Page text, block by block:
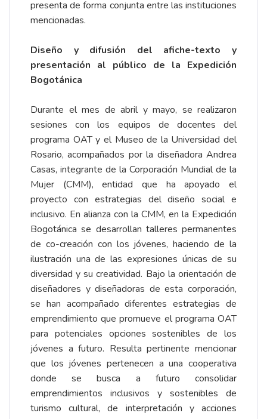
presenta de forma conjunta entre las instituciones
mencionadas.
Diseño y difusión del afiche-texto y
presentación al público de la Expedición
Bogotánica
Durante el mes de abril y mayo, se realizaron
sesiones con los equipos de docentes del
programa OAT y el Museo de la Universidad del
Rosario, acompañados por la diseñadora Andrea
Casas, integrante de la Corporación Mundial de la
Mujer (CMM), entidad que ha apoyado el
proyecto con estrategias del diseño social e
inclusivo. En alianza con la CMM, en la Expedición
Bogotánica se desarrollan talleres permanentes
de co-creación con los jóvenes, haciendo de la
ilustración una de las expresiones únicas de su
diversidad y su creatividad. Bajo la orientación de
diseñadores y diseñadoras de esta corporación,
se han acompañado diferentes estrategias de
emprendimiento que promueve el programa OAT
para potenciales opciones sostenibles de los
jóvenes a futuro. Resulta pertinente mencionar
que los jóvenes pertenecen a una cooperativa
donde se busca a futuro consolidar
emprendimientos inclusivos y sostenibles de
turismo cultural, de interpretación y acciones